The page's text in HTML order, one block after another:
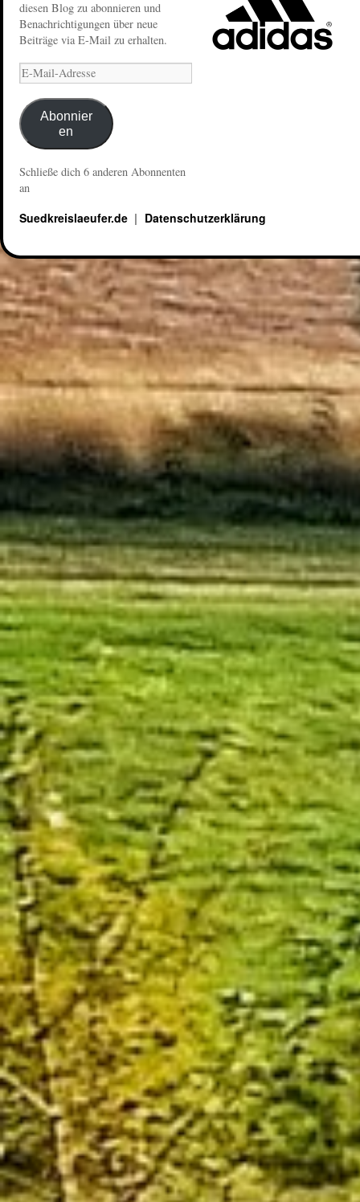
diesen Blog zu abonnieren und
Benachrichtigungen über neue
Beiträge via E-Mail zu erhalten.
Abonnier
en
Schließe dich 6 anderen Abonnenten
an
Suedkreislaeufer.de Datenschutzerklärung